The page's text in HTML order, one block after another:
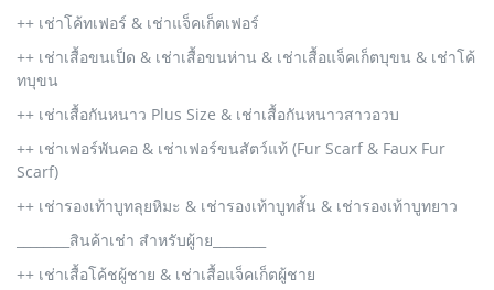
++ เช่าโค้ทเฟอร์ & เช่าแจ็คเก็ตเฟอร์
++ เช่าเสื้อขนเป็ด & เช่าเสื้อขนห่าน & เช่าเสื้อแจ็คเก็ตบุขน & เช่าโค้
ทบุขน
++ เช่าเสื้อกันหนาว Plus Size & เช่าเสื้อกันหนาวสาวอวบ
++ เช่าเฟอร์พันคอ & เช่าเฟอร์ขนสัตว์แท้ (Fur Scarf & Faux Fur
Scarf)
++ เช่ารองเท้าบูทลุยหิมะ & เช่ารองเท้าบูทสั้น & เช่ารองเท้าบูทยาว
________สินค้าเช่า สำหรับผู้าย________
++ เช่าเสื้อโค้ชผู้ชาย & เช่าเสื้อแจ็คเก็ตผู้ชาย